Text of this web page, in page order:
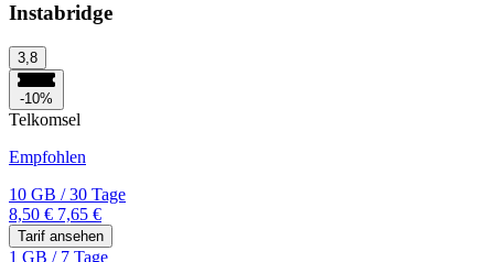
Instabridge
3,8
-10%
Telkomsel
Empfohlen
10 GB /30 Tage
8,50 € 7,65 €
Tarif ansehen
1 GB /7 Tage